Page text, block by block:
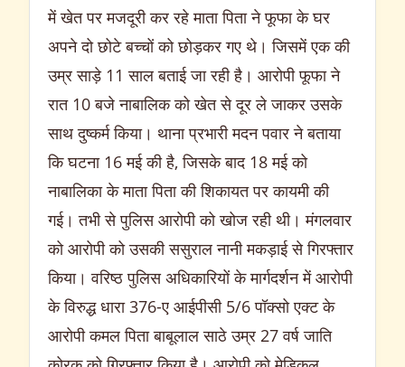
में खेत पर मजदूरी कर रहे माता पिता ने फूफा के घर
अपने दो छोटे बच्चों को छोड़कर गए थे। जिसमें एक की
उम्र साड़े 11 साल बताई जा रही है। आरोपी फूफा ने
रात 10 बजे नाबालिक को खेत से दूर ले जाकर उसके
साथ दुष्कर्म किया। थाना प्रभारी मदन पवार ने बताया
कि घटना 16 मई की है, जिसके बाद 18 मई को
नाबालिका के माता पिता की शिकायत पर कायमी की
गई। तभी से पुलिस आरोपी को खोज रही थी। मंगलवार
को आरोपी को उसकी ससुराल नानी मकड़ाई से गिरफ्तार
किया। वरिष्ठ पुलिस अधिकारियों के मार्गदर्शन में आरोपी
के विरुद्ध धारा 376-ए आईपीसी 5/6 पॉक्सो एक्ट के
आरोपी कमल पिता बाबूलाल साठे उम्र 27 वर्ष जाति